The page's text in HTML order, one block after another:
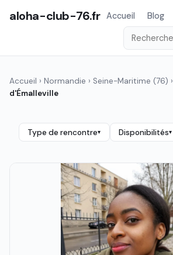
aloha-club-76.fr Accueil Blog
Accueil › Normandie › Seine-Maritime (76) ›
d'Émalleville
Type de rencontre▾ Disponibilités▾